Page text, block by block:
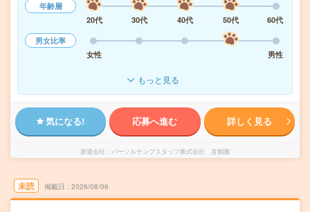
年齢層
20代
30代 40代 50代
60代
男女比率
女性
男性
もっと見る
気になる! 応募へ進む 詳しく見る
派遣会社 パーソルテンプスタッフ株式会社 首都圏
未読 掲載日 2026/08/06